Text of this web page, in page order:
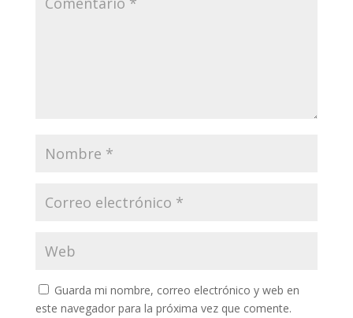
Guarda mi nombre, correo electrónico y web en
este navegador para la próxima vez que comente.